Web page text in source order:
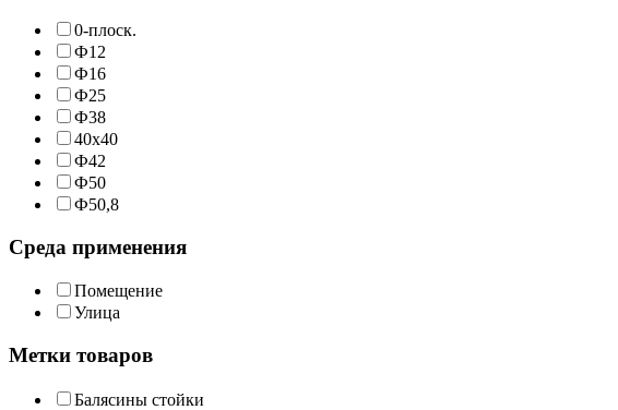
0-плоск.
Ф12
Ф16
Ф25
Ф38
40х40
Ф42
Ф50
Ф50,8
Среда применения
Помещение
Улица
Метки товаров
Балясины стойки